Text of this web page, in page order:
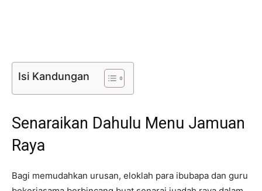
Isi Kandungan
Senaraikan Dahulu Menu Jamuan
Raya
Bagi memudahkan urusan, eloklah para ibubapa dan guru